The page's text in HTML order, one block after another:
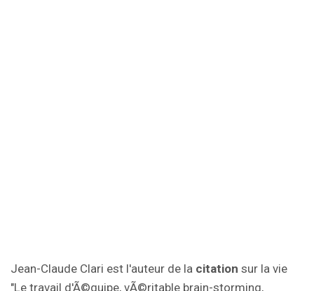
Jean-Claude Clari est l'auteur de la citation sur la vie
"Le travail d'Ã©quipe, vÃ©ritable brain-storming,